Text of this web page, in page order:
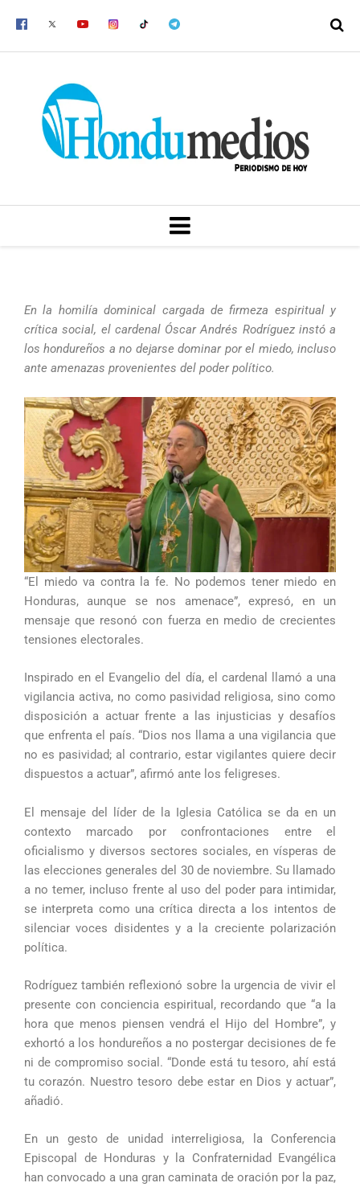
MENU
En la homilía dominical cargada de firmeza espiritual y
crítica social, el cardenal Óscar Andrés Rodríguez instó a
los hondureños a no dejarse dominar por el miedo, incluso
ante amenazas provenientes del poder político.
“El miedo va contra la fe. No podemos tener miedo en
Honduras, aunque se nos amenace”, expresó, en un
mensaje que resonó con fuerza en medio de crecientes
tensiones electorales.
Inspirado en el Evangelio del día, el cardenal llamó a una
vigilancia activa, no como pasividad religiosa, sino como
disposición a actuar frente a las injusticias y desafíos
que enfrenta el país. “Dios nos llama a una vigilancia que
no es pasividad; al contrario, estar vigilantes quiere decir
dispuestos a actuar”, afirmó ante los feligreses.
El mensaje del líder de la Iglesia Católica se da en un
contexto marcado por confrontaciones entre el
oficialismo y diversos sectores sociales, en vísperas de
las elecciones generales del 30 de noviembre. Su llamado
a no temer, incluso frente al uso del poder para intimidar,
se interpreta como una crítica directa a los intentos de
silenciar voces disidentes y a la creciente polarización
política.
Rodríguez también reflexionó sobre la urgencia de vivir el
presente con conciencia espiritual, recordando que “a la
hora que menos piensen vendrá el Hijo del Hombre”, y
exhortó a los hondureños a no postergar decisiones de fe
ni de compromiso social. “Donde está tu tesoro, ahí está
tu corazón. Nuestro tesoro debe estar en Dios y actuar”,
añadió.
En un gesto de unidad interreligiosa, la Conferencia
Episcopal de Honduras y la Confraternidad Evangélica
han convocado a una gran caminata de oración por la paz,